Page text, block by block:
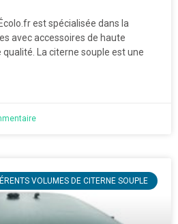
est spécialisée dans la
avec accessoires de haute
La citerne souple est une
VOLUMES DE CITERNE SOUPLE